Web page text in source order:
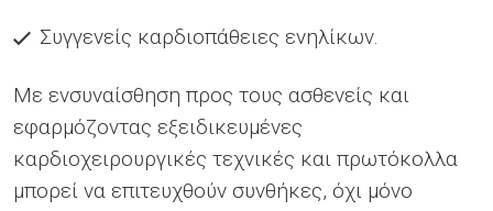
Συγγενείς καρδιοπάθειες ενηλίκων.
Mε ενσυναίσθηση προς τους ασθενείς και
εφαρμόζοντας εξειδικευµένες
καρδιοχειρουργικές τεχνικές και πρωτόκολλα
µπορεί να επιτευχθούν συνθήκες, όχι µόνο